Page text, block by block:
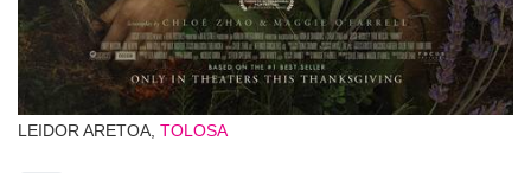
LEIDOR ARETOA, TOLOSA